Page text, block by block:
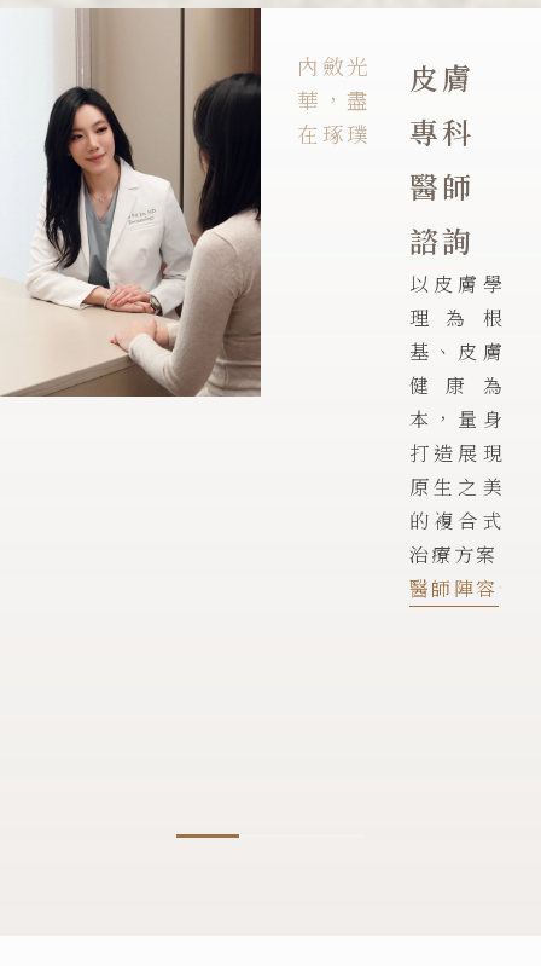
內斂光
華，盡
在琢璞
皮膚
專科
醫師
諮詢
以皮膚學
理為根
基、皮膚
健康為
本，量身
打造展現
原生之美
的複合式
治療方案
醫師陣容